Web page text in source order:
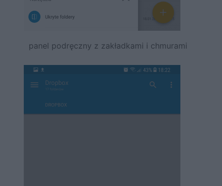
panel podręczny z zakładkami i chmurami